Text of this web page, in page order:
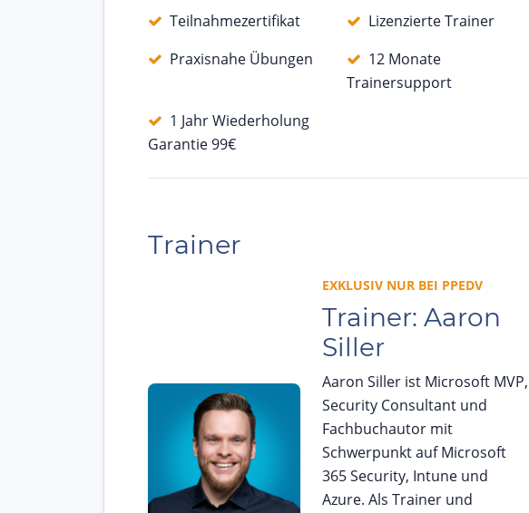
Teilnahmezertifikat
Lizenzierte Trainer
Praxisnahe Übungen
12 Monate
Trainersupport
1 Jahr Wiederholung
Garantie 99€
Trainer
EXKLUSIV NUR BEI PPEDV
Trainer: Aaron
Siller
Aaron Siller ist Microsoft MVP,
Security Consultant und
Fachbuchautor mit
Schwerpunkt auf Microsoft
365 Security, Intune und
Azure. Als Trainer und